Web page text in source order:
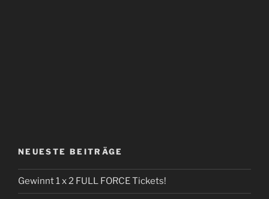
NEUESTE BEITRÄGE
Gewinnt 1 x 2 FULL FORCE Tickets!